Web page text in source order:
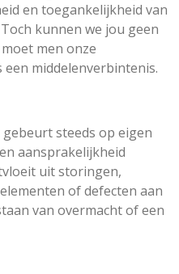
en toegankelijkheid van
kunnen we jou geen
men onze
middelenverbintenis.
steeds op eigen
aansprakelijkheid
uit storingen,
of defecten aan
van overmacht of een